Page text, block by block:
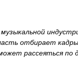
отбирает кадры
рассеяться по